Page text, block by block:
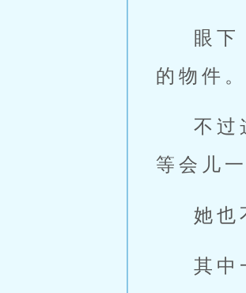
眼
的物件。
不过
等会儿
她也
其中